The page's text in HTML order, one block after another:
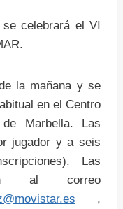
celebrará el VI
la mañana y se
en el Centro
Marbella. Las
jugador y a seis
Las
al correo
,